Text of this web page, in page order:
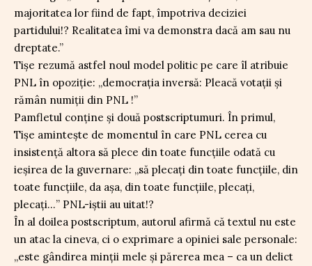
majoritatea lor fiind de fapt, împotriva deciziei
partidului!? Realitatea îmi va demonstra dacă am sau nu
dreptate.”
Tișe rezumă astfel noul model politic pe care îl atribuie
PNL în opoziție: „democrația inversă: Pleacă votații și
rămân numiții din PNL !”
Pamfletul conține și două postscriptumuri. În primul,
Tișe amintește de momentul în care PNL cerea cu
insistență altora să plece din toate funcțiile odată cu
ieșirea de la guvernare: „să plecați din toate funcțiile, din
toate funcțiile, da așa, din toate funcțiile, plecați,
plecați…” PNL-iștii au uitat!?
În al doilea postscriptum, autorul afirmă că textul nu este
un atac la cineva, ci o exprimare a opiniei sale personale:
„este gândirea minții mele și părerea mea – ca un delict